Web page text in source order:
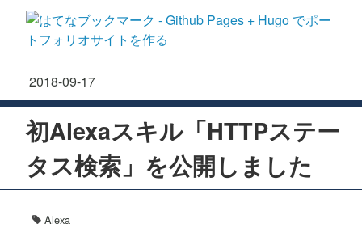
2018-09-17
初Alexaスキル「HTTPステー
タス検索」を公開しました
Alexa